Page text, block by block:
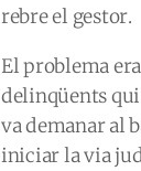
rebre el gestor.
El problema
delinqüents qui
va demanar al
iniciar la via